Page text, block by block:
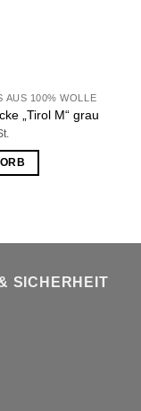
AUS 100% WOLLE
„Tirol M“ grau
SICHERHEIT